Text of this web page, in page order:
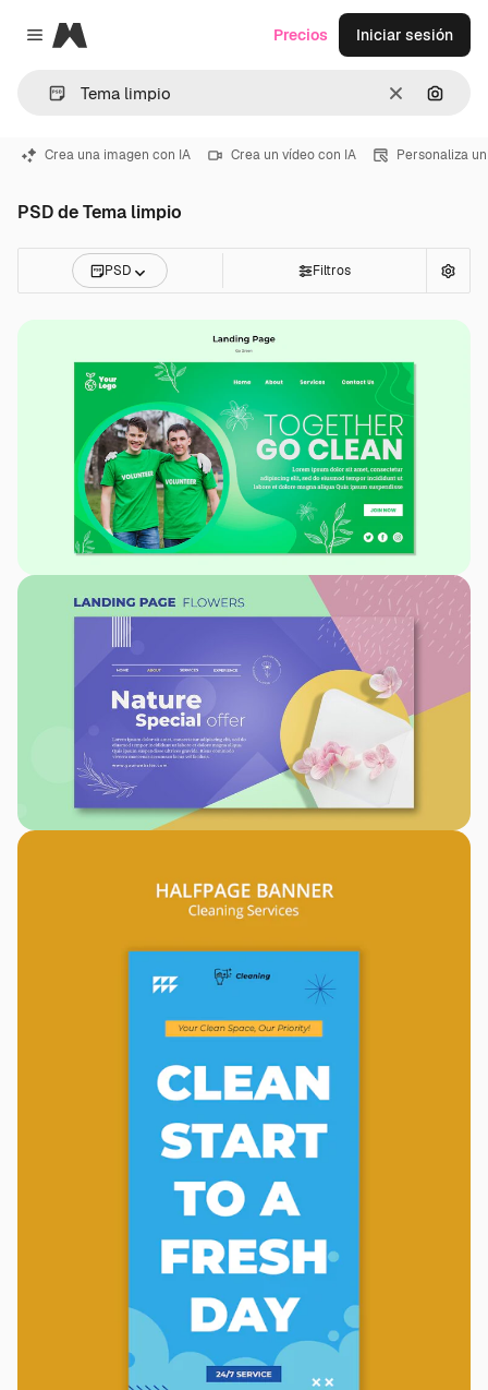
Close menu
Magnific
Borrar
Precios Iniciar sesión
Crea una imagen con IA Crea un vídeo con IA Personaliza
PSD de Tema limpio
PSD Filtros